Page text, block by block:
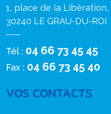
1, place de la Libération,
30240 LE GRAU-DU-ROI
Tél : 04 66 73 45 45
Fax : 04 66 73 45 40
VOS CONTACTS